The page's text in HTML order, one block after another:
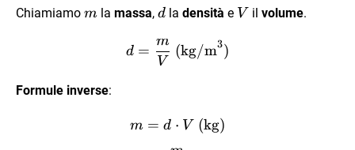
Chiamiamo m
m la massa, d
d la densità e V
V ilvolume.
d =\dfrac {m}{V} \
d =
V
m
(kg/m3)
Formule inverse:
m = d \cdot V \
m = d ⋅ V (kg)